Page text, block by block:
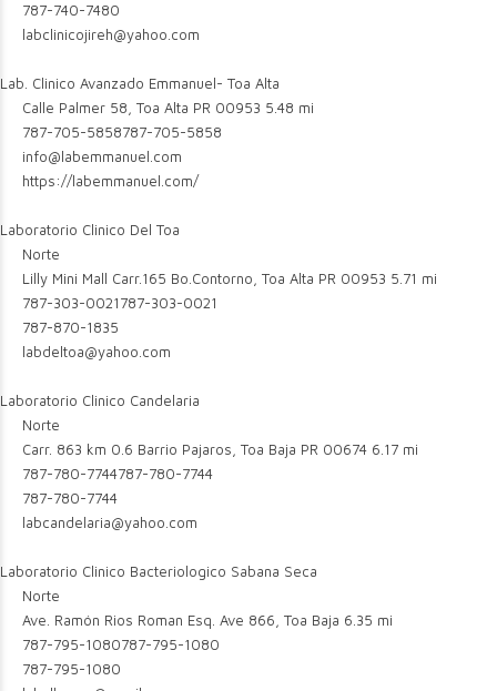
787-740-7480
labclinicojireh@yahoo.com
Lab. Clinico Avanzado Emmanuel- Toa Alta
Calle Palmer 58, Toa Alta PR 00953 5.48 mi
787-705-5858787-705-5858
info@labemmanuel.com
https://labemmanuel.com/
Laboratorio Clinico Del Toa
Norte
Lilly Mini Mall Carr.165 Bo.Contorno, Toa Alta PR 00953 5.71 mi
787-303-0021787-303-0021
787-870-1835
labdeltoa@yahoo.com
Laboratorio Clinico Candelaria
Norte
Carr. 863 km 0.6 Barrio Pajaros, Toa Baja PR 00674 6.17 mi
787-780-7744787-780-7744
787-780-7744
labcandelaria@yahoo.com
Laboratorio Clinico Bacteriologico Sabana Seca
Norte
Ave. Ramón Rios Roman Esq. Ave 866, Toa Baja 6.35 mi
787-795-1080787-795-1080
787-795-1080